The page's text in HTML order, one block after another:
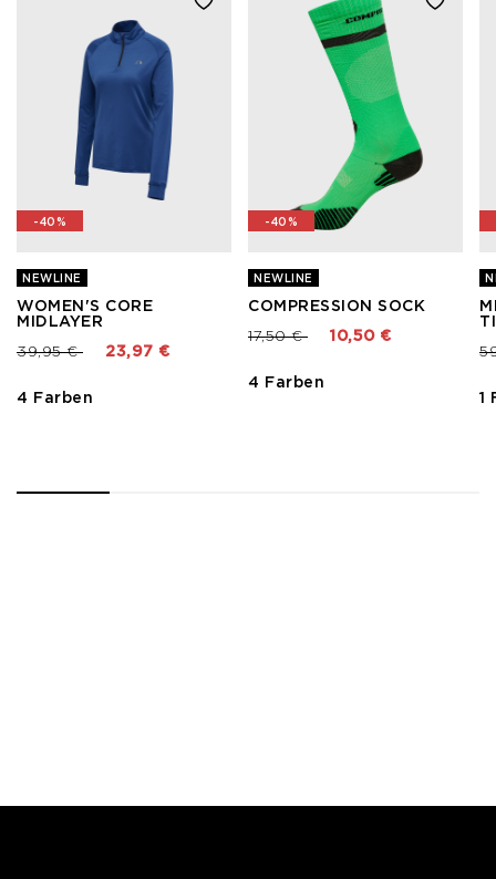
-40%
NEWLINE
WOMEN'S CORE
MIDLAYER
Preis reduziert von
39,95 €bis 23,97 €
4 Farben
-40%
NEWLINE
COMPRESSION SOCK
Preis reduziert von
17,50 €bis 10,50 €
4 Farben
1